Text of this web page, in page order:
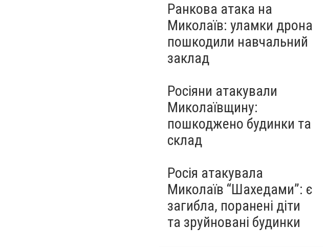
Ранкова атака на
Миколаїв: уламки дрона
пошкодили навчальний
заклад
Росіяни атакували
Миколаївщину:
пошкоджено будинки та
склад
Росія атакувала
Миколаїв “Шахедами”: є
загибла, поранені діти
та зруйновані будинки